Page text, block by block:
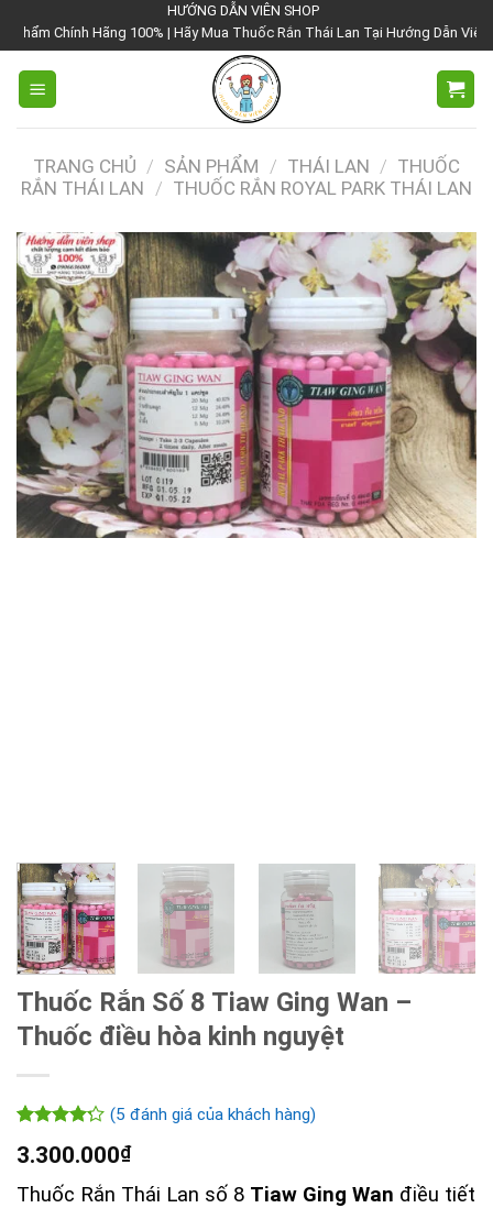
đến
nội
dung
HƯỚNG DẪN VIÊN SHOP
Hãng 100% | Hãy Mua Thuốc Rắn Thái Lan Tại Hướng Dẫn Viên Shop | Với
TRANG CHỦ / SẢN PHẨM / THÁI LAN / THUỐC
RẮN THÁI LAN / THUỐC RẮN ROYAL PARK THÁI LAN
Thuốc Rắn Số 8 Tiaw Ging Wan –
Thuốc điều hòa kinh nguyệt
5 dựa
giá
(5 đánh giá của khách hàng)
3.300.000₫
Thuốc Rắn Thái Lan số 8 Tiaw Ging Wan điều tiết